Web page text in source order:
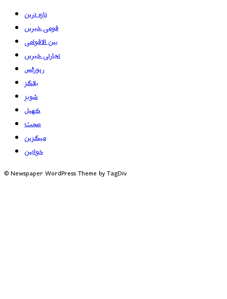
تازہ ترین
قومی خبریں
بین الاقوامی
تجارتی خبریں
رپورٹس
بلاگز
شوبز
کھیل
صحت
میگزین
خواتین
© Newspaper WordPress Theme by TagDiv